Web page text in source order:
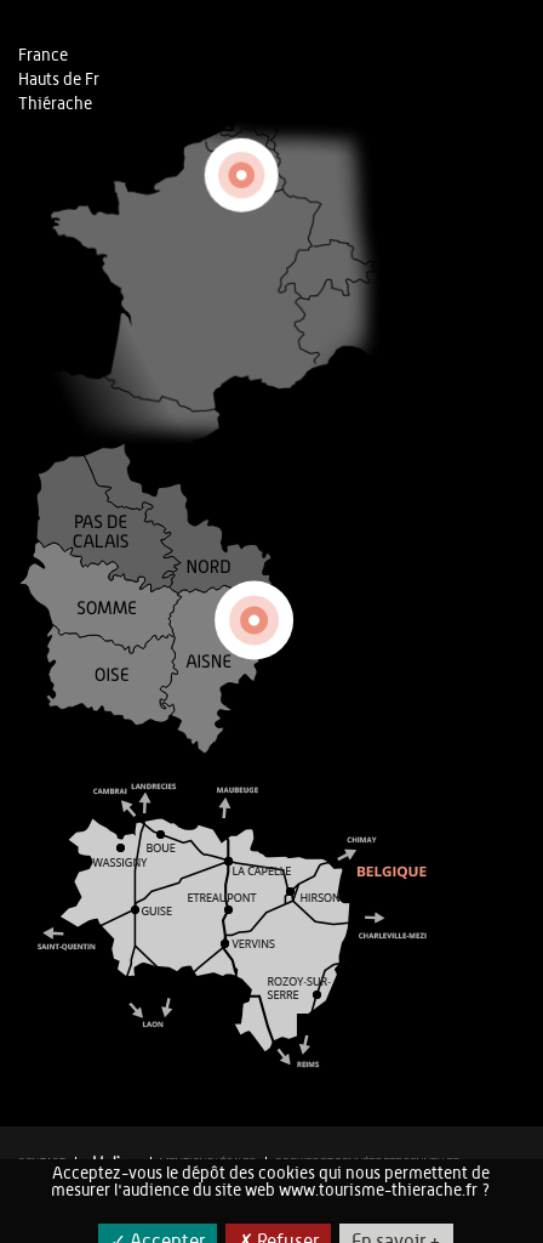
France
Hauts de Fr
Thiérache
CONTACT MENTIONS LÉGALES
COOKIES ET DONNÉES PERSONNELLES
PLAN DU SITE
Acceptez-vous le dépôt des cookies qui nous permettent de
mesurer l'audience du site web www.tourisme-thierache.fr ?